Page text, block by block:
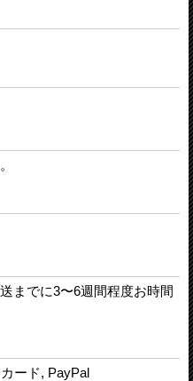
までに3〜6週間程度お時間
ード, PayPal